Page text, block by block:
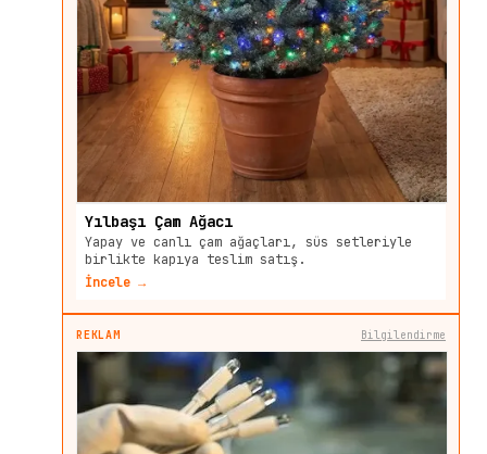
Yılbaşı Çam Ağacı
Yapay ve canlı çam ağaçları, süs setleriyle
birlikte kapıya teslim satış.
İncele →
REKLAM Bilgilendirme